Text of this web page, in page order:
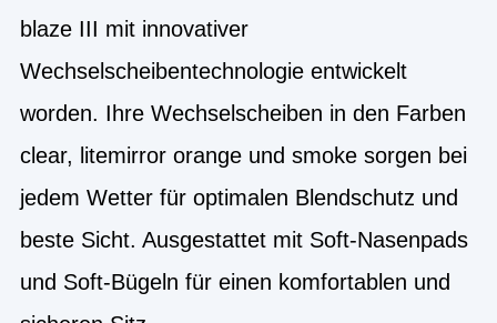
blaze III mit innovativer
Wechselscheibentechnologie entwickelt
worden. Ihre Wechselscheiben in den Farben
clear, litemirror orange und smoke sorgen bei
jedem Wetter für optimalen Blendschutz und
beste Sicht. Ausgestattet mit Soft-Nasenpads
und Soft-Bügeln für einen komfortablen und